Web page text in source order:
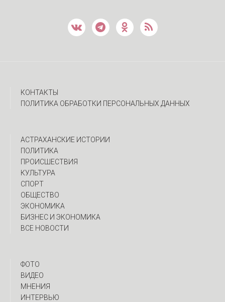
КОНТАКТЫ
ПОЛИТИКА ОБРАБОТКИ ПЕРСОНАЛЬНЫХ ДАННЫХ
АСТРАХАНСКИЕ ИСТОРИИ
ПОЛИТИКА
ПРОИСШЕСТВИЯ
КУЛЬТУРА
СПОРТ
ОБЩЕСТВО
ЭКОНОМИКА
БИЗНЕС И ЭКОНОМИКА
ВСЕ НОВОСТИ
ФОТО
ВИДЕО
МНЕНИЯ
ИНТЕРВЬЮ